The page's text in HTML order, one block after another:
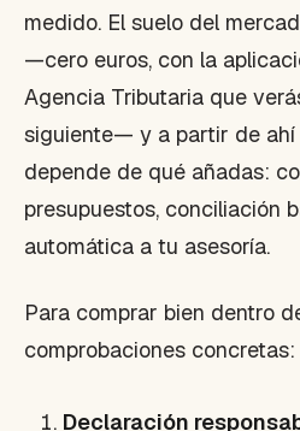
medido. El suelo del
—cero euros, con la
Agencia Tributaria que
siguiente— y a partir de ahí
depende de qué añadas:
presupuestos, conciliación
automática a tu asesoría.
Para comprar bien dentro
comprobaciones concretas:
Declaración